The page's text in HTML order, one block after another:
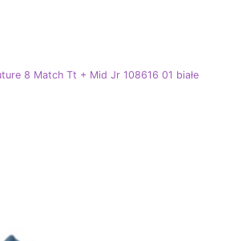
8 Match Tt + Mid Jr 108616 01 białe